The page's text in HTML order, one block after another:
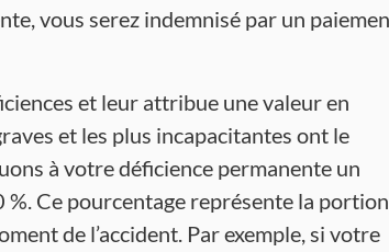
vous serez indemnisé par un
et leur attribue une valeur en
et les plus incapacitantes ont le
à votre déficience permanente un
Ce pourcentage représente la portion
de l’accident. Par exemple, si votre